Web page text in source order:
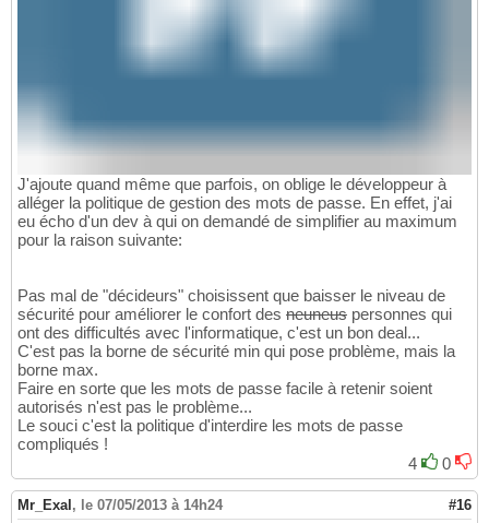
J'ajoute quand même que parfois, on oblige le développeur à
alléger la politique de gestion des mots de passe. En effet, j'ai
eu écho d'un dev à qui on demandé de simplifier au maximum
pour la raison suivante:
Pas mal de "décideurs" choisissent que baisser le niveau de
sécurité pour améliorer le confort des neuneus personnes qui
ont des difficultés avec l'informatique, c'est un bon deal...
C'est pas la borne de sécurité min qui pose problème, mais la
borne max.
Faire en sorte que les mots de passe facile à retenir soient
autorisés n'est pas le problème...
Le souci c'est la politique d'interdire les mots de passe
compliqués !
4
0
Mr_Exal , le 07/05/2013 à 14h24 #16